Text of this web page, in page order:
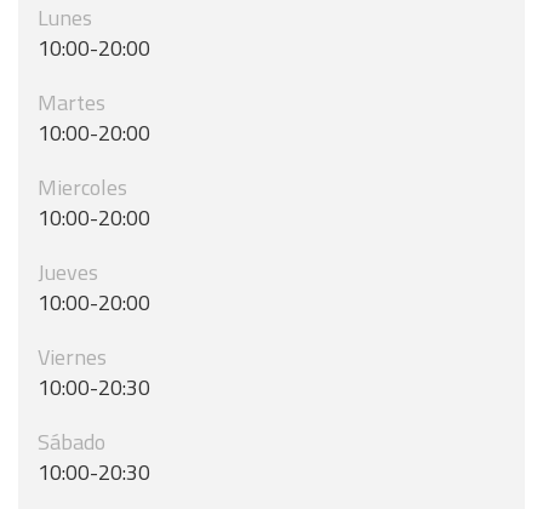
Lunes
10:00-20:00
Martes
10:00-20:00
Miercoles
10:00-20:00
Jueves
10:00-20:00
Viernes
10:00-20:30
Sábado
10:00-20:30